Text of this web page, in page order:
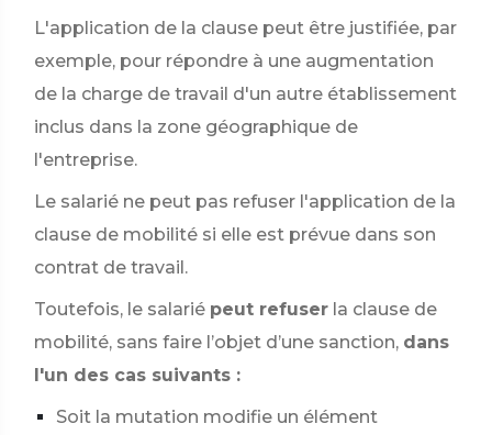
L'application de la clause peut être justifiée, par
exemple, pour répondre à une augmentation
de la charge de travail d'un autre établissement
inclus dans la zone géographique de
l'entreprise.
Le salarié ne peut pas refuser l'application de la
clause de mobilité si elle est prévue dans son
contrat de travail.
Toutefois, le salarié peut refuser la clause de
mobilité, sans faire l’objet d’une sanction, dans
l'un des cas suivants :
Soit la mutation modifie un élément